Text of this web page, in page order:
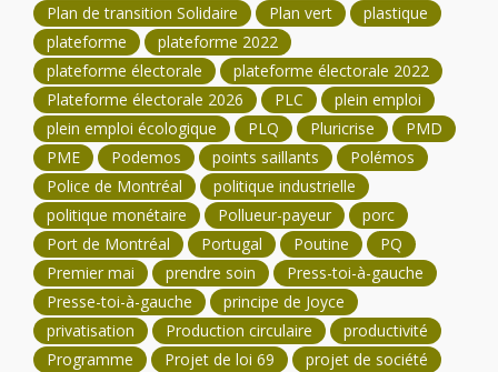
Plan de transition Solidaire
Plan vert
plastique
plateforme
plateforme 2022
plateforme électorale
plateforme électorale 2022
Plateforme électorale 2026
PLC
plein emploi
plein emploi écologique
PLQ Pluricrise
PMD
PME
Podemos points saillants
Polémos
Police de Montréal
politique industrielle
politique monétaire
Pollueur-payeur
porc
Port de Montréal
Portugal Poutine
PQ
Premier mai
prendre soin
Press-toi-à-gauche
Presse-toi-à-gauche
principe de Joyce
privatisation
Production circulaire
productivité
Programme
Projet de loi 69
projet de société